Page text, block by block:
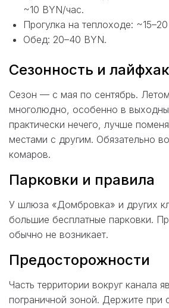
~10 BYN/час.
Прогулка на теплоходе:
Обед: 20–40 BYN.
Сезонность и
Сезон — с мая по сентябрь.
многолюдно, особенно в
практически нечего, лучше
местами с другим. Обязательно
комаров.
Парковки и правила
У шлюза «Домбровка» и других
большие бесплатные парковки.
обычно не возникает.
Предосторожности
Часть территории вокруг канала
пограничной зоной. Держите при